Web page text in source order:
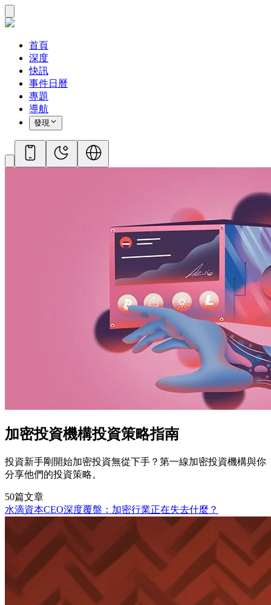
首頁
深度
快訊
事件日曆
專題
導航
發現
加密投資機構投資策略指南
投資新手剛開始加密投資無從下手？第一線加密投資機構與你
分享他們的投資策略。
50篇文章
水滴資本CEO深度覆盤：加密行業正在失去什麼？